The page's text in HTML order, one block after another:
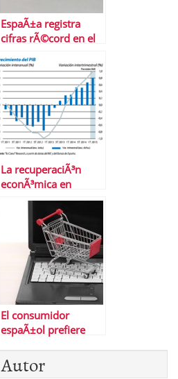
EspaÃ±a registra
cifras rÃ©cord en el
segunda mano
La recuperaciÃ³n
econÃ³mica en
EspaÃ±a,
Â¿consolidada?
El consumidor
espaÃ±ol prefiere
hacer la compra
Autor